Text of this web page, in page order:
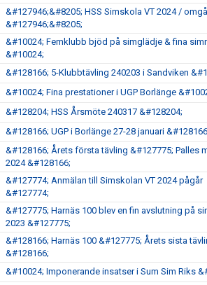
&#127946;&#8205; HSS Simskola VT 2024 /
&#127946;&#8205;
&#10024; Femklubb bjöd på simglädje & fina
&#10024;
&#128166; 5-Klubbtävling 240203 i Sandviken
&#10024; Fina prestationer i UGP Borlänge
&#128204; HSS Årsmöte 240317 &#128204;
&#128166; UGP i Borlänge 27-28 januari
&#128166; Årets första tävling &#127775; Palles
2024 &#128166;
&#127774; Anmälan till Simskolan VT 2024 pågår
&#127774;
&#127775; Harnäs 100 blev en fin avslutning på
2023 &#127775;
&#128166; Harnäs 100 &#127775; Årets sista
&#128166;
&#10024; Imponerande insatser i Sum Sim Riks